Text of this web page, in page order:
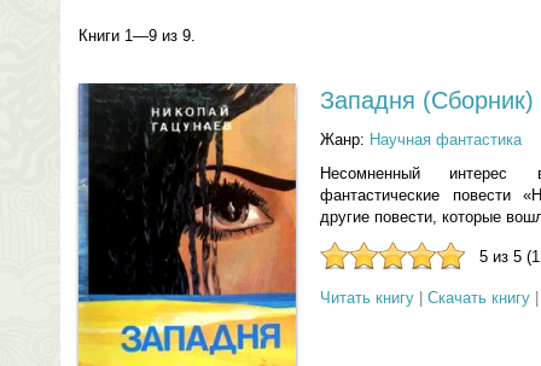
Книги 1—9 из 9.
Западня (Сборник)
Жанр: Научная фантастика
Несомненный
фантастические повести
другие повести, которые
5 из 5
Читать книгу Скачать книгу